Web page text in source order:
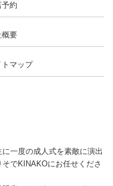
約
概要
トマップ
一度の成人式を素敵に演出
でKINAKOにお任せくださ